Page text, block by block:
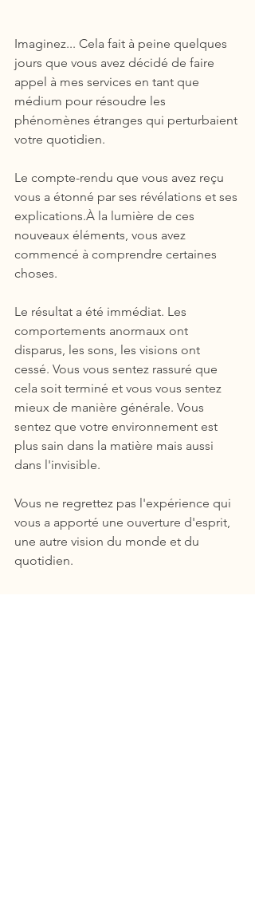
Imaginez... Cela fait à peine quelques
jours que vous avez décidé de faire
appel à mes services en tant que
médium pour résoudre les
phénomènes étranges qui perturbaient
votre quotidien.
Le compte-rendu que vous avez reçu
vous a étonné par ses révélations et ses
explications.À la lumière de ces
nouveaux éléments, vous avez
commencé à comprendre certaines
choses.
Le résultat a été immédiat. Les
comportements anormaux ont
disparus, les sons, les visions ont
cessé. Vous vous sentez rassuré que
cela soit terminé et vous vous sentez
mieux de manière générale. Vous
sentez que votre environnement est
plus sain dans la matière mais aussi
dans l'invisible.
Vous ne regrettez pas l'expérience qui
vous a apporté une ouverture d'esprit,
une autre vision du monde et du
quotidien.